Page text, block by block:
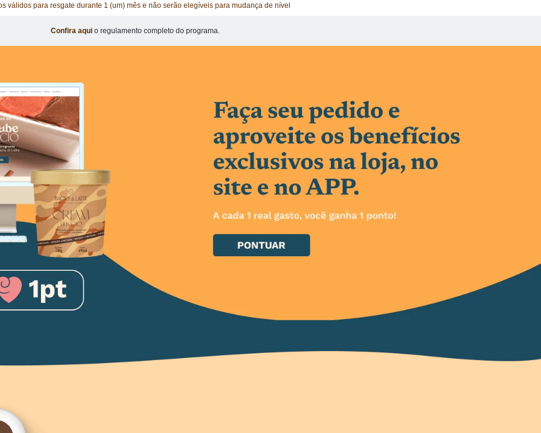
válidos para resgate durante 1 (um) mês e não serão elegíveis para mudança de nível
Confira aqui o regulamento completo do programa.